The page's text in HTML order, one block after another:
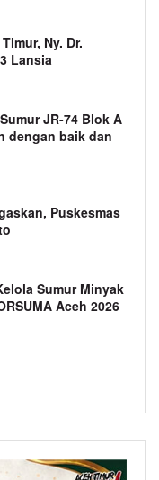
Ny. Dr.
Lansia
JR-74 Blok A
dengan baik dan
Puskesmas
Sumur Minyak
Aceh 2026